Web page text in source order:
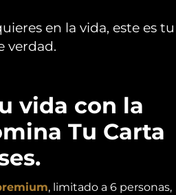
en la vida, este es tu
verdad.
vida con la
Tu Carta
, limitado a 6 personas,